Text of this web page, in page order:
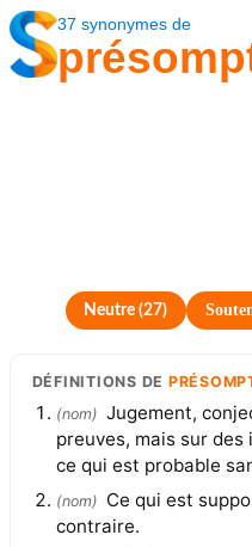
37 synonymes de
Neutre (27)
DÉFINITIONS DE
(nom) Jugement,
preuves, mais sur
ce qui est probable
(nom) Ce qui est
contraire.